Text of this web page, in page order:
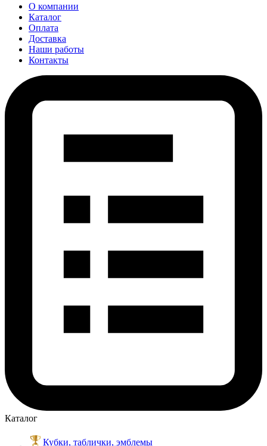
О компании
Каталог
Оплата
Доставка
Наши работы
Контакты
Каталог
Кубки, таблички, эмблемы